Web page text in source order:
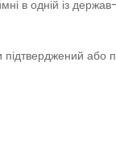
в одній із
або